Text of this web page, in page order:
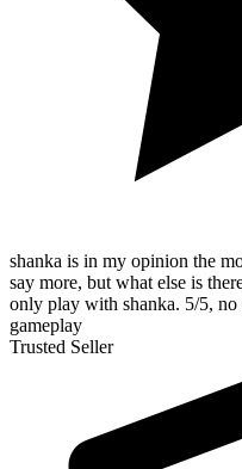
shanka is in my opinion the
say more, but what else is
only play with shanka. 5/5, no
gameplay
Trusted Seller